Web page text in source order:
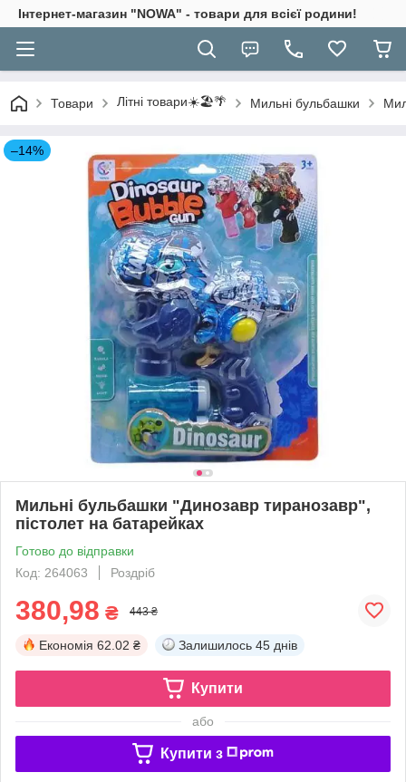
Інтернет-магазин "NOWA" - товари для всієї родини!
Товари Літні товари☀️🏖️🌴 Мильні бульбашки
–14%
Мильні бульбашки "Динозавр тиранозавр",
пістолет на батарейках
Готово до відправки
Код: 264063
Роздріб
380,98 ₴ 443 ₴
Економія 62.02 ₴ Залишилось 45 днів
Купити
або
Купити з